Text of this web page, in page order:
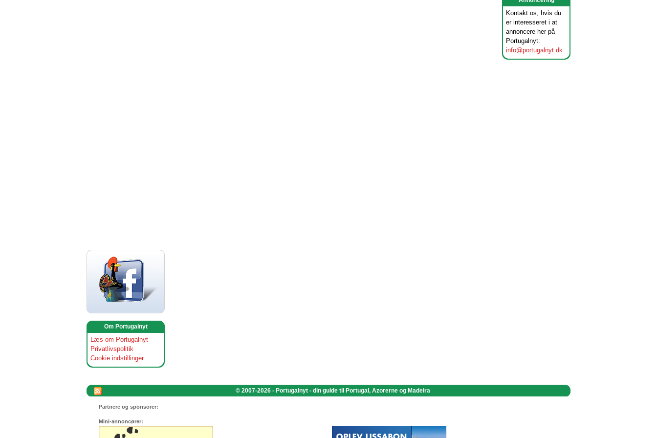
Kontakt os, hvis du
er interesseret i at
annoncere her på
Portugalnyt:
info@portugalnyt.dk
Om Portugalnyt
Læs om Portugalnyt
Privatlivspolitik
Cookie indstillinger
© 2007-2026 - Portugalnyt - din guide til Portugal, Azorerne og Madeira
Partnere og sponsorer:
Mini-annoncører: